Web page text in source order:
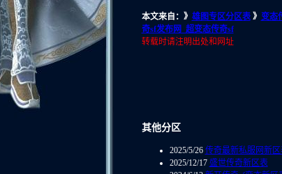
本文来自：》 雄图专区分区表》 变态
奇sf发布网_超变态传奇sf
转载时请注明出处和网址
其他分区
2025/5/26 传奇最新私服网新区
2025/12/17 盛世传奇新区表